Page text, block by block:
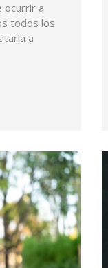
ocurrir a
todos los
a